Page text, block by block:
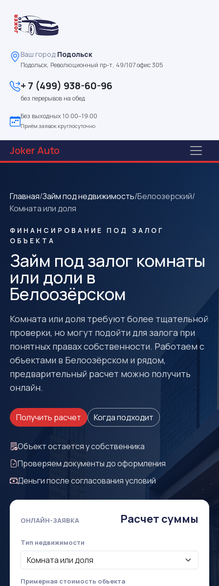
Ваш город:Подольск
Подольск, Революционный пр-т, 49/107 офис 305
+ 7 (499) 938-60-96
без перерывов на обед
Без выходных 10:00–19:00
Приём заявок круглосуточно
JokerAuto
Главная/Займ под недвижимость/Белоозерский/
Комната или доля
ФИНАНСИРОВАНИЕ ПОД ЗАЛОГ
ОБЪЕКТА
Займ под залог комнаты
или доли в
Белоозёрском
Комната или доля требуют более тщательной
проверки, но могут подойти для залога при
понятных правах собственности. Работаем с
объектами в Белоозёрском и рядом,
предварительный расчет можно получить
онлайн.
Получить расчет Когда подходит
Объект остается у собственника
Проверяем документы до оформления
Деньги после согласования условий
ОНЛАЙН-ЗАЯВКА Расчет суммы
Тип недвижимости
Примерная стоимость объекта